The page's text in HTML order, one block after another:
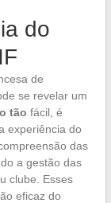
do
de
se revelar um
tão fácil, é
experiência do
das
a gestão das
clube. Esses
eficaz do